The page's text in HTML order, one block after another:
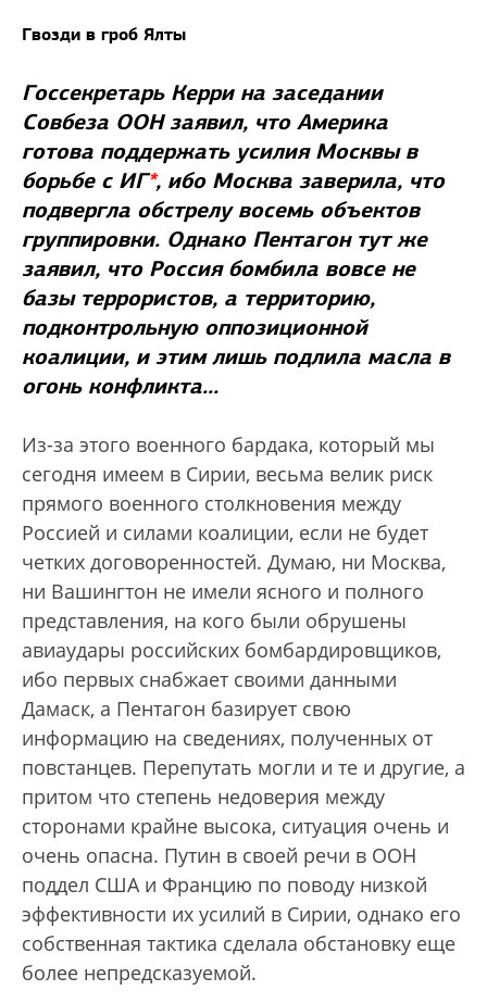
Гвозди в гроб Ялты
Госсекретарь Керри на заседании
Совбеза ООН заявил, что Америка
готова поддержать усилия Москвы в
борьбе с ИГ*, ибо Москва заверила, что
подвергла обстрелу восемь объектов
группировки. Однако Пентагон тут же
заявил, что Россия бомбила вовсе не
базы террористов, а территорию,
подконтрольную оппозиционной
коалиции, и этим лишь подлила масла в
огонь конфликта...
Из-за этого военного бардака, который мы
сегодня имеем в Сирии, весьма велик риск
прямого военного столкновения между
Россией и силами коалиции, если не будет
четких договоренностей. Думаю, ни Москва,
ни Вашингтон не имели ясного и полного
представления, на кого были обрушены
авиаудары российских бомбардировщиков,
ибо первых снабжает своими данными
Дамаск, а Пентагон базирует свою
информацию на сведениях, полученных от
повстанцев. Перепутать могли и те и другие, а
притом что степень недоверия между
сторонами крайне высока, ситуация очень и
очень опасна. Путин в своей речи в ООН
поддел США и Францию по поводу низкой
эффективности их усилий в Сирии, однако его
собственная тактика сделала обстановку еще
более непредсказуемой.